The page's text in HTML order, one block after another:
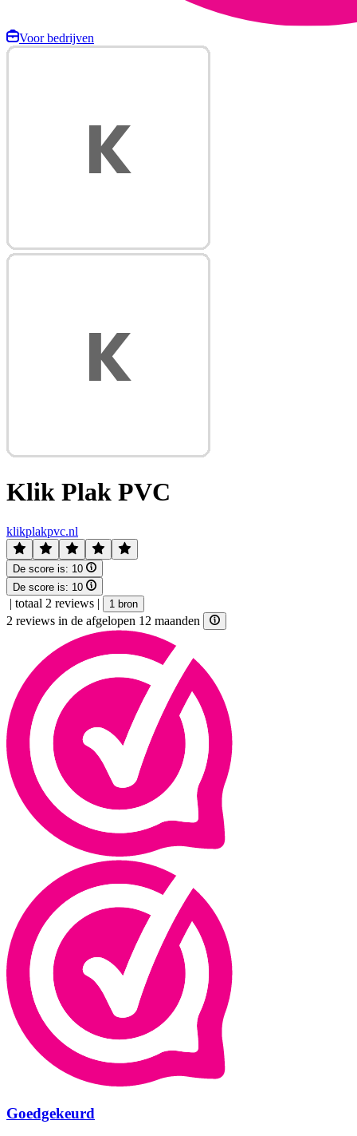
Voor bedrijven
Klik Plak PVC
klikplakpvc.nl
De score is: 10
De score is: 10
| totaal 2 reviews | 1 bron
2 reviews in de afgelopen 12 maanden
Goedgekeurd